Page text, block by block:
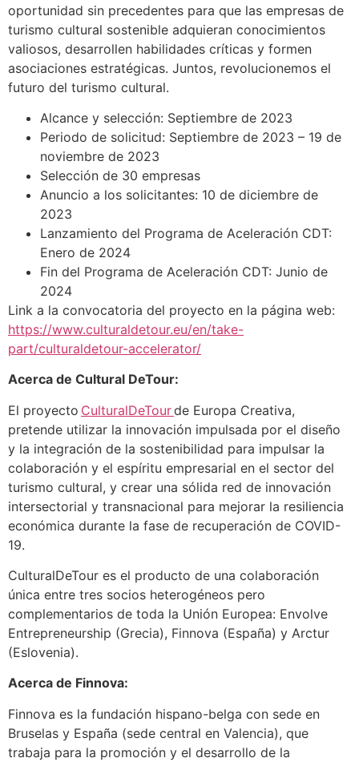
oportunidad sin precedentes para que las empresas de
turismo cultural sostenible adquieran conocimientos
valiosos, desarrollen habilidades críticas y formen
asociaciones estratégicas. Juntos, revolucionemos el
futuro del turismo cultural.
Alcance y selección: Septiembre de 2023
Periodo de solicitud: Septiembre de 2023 – 19 de
noviembre de 2023
Selección de 30 empresas
Anuncio a los solicitantes: 10 de diciembre de
2023
Lanzamiento del Programa de Aceleración CDT:
Enero de 2024
Fin del Programa de Aceleración CDT: Junio de
2024
Link a la convocatoria del proyecto en la página web:
https://www.culturaldetour.eu/en/take-
part/culturaldetour-accelerator/
Acerca de Cultural DeTour:
El proyecto CulturalDeTourde Europa Creativa,
pretende utilizar la innovación impulsada por el diseño
y la integración de la sostenibilidad para impulsar la
colaboración y el espíritu empresarial en el sector del
turismo cultural, y crear una sólida red de innovación
intersectorial y transnacional para mejorar la resiliencia
económica durante la fase de recuperación de COVID-
19.
CulturalDeTour es el producto de una colaboración
única entre tres socios heterogéneos pero
complementarios de toda la Unión Europea: Envolve
Entrepreneurship (Grecia), Finnova (España) y Arctur
(Eslovenia).
Acerca de Finnova:
Finnova es la fundación hispano-belga con sede en
Bruselas y España (sede central en Valencia), que
trabaja para la promoción y el desarrollo de la